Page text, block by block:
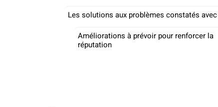
Les solutions aux problèmes constatés avec
Améliorations à prévoir pour renforcer la
réputation